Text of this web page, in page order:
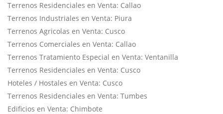
Terrenos Residenciales en Venta: Callao
Terrenos Industriales en Venta: Piura
Terrenos Agricolas en Venta: Cusco
Terrenos Comerciales en Venta: Callao
Terrenos Tratamiento Especial en Venta: Ventanilla
Terrenos Residenciales en Venta: Cusco
Hoteles / Hostales en Venta: Cusco
Terrenos Residenciales en Venta: Tumbes
Edificios en Venta: Chimbote